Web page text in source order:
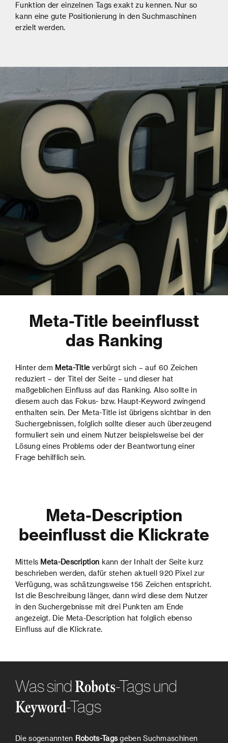
Funktion der einzelnen Tags exakt zu kennen. Nur so
kann eine gute Positionierung in den Suchmaschinen
erzielt werden.
Meta-Title beeinflusst
das Ranking
Hinter dem Meta-Titleverbürgt sich – auf 60 Zeichen
reduziert – der Titel der Seite – und dieser hat
maßgeblichen Einfluss auf das Ranking. Also sollte in
diesem auch das Fokus- bzw. Haupt-Keyword zwingend
enthalten sein. Der Meta-Title ist übrigens sichtbar in den
Suchergebnissen, folglich sollte dieser auch überzeugend
formuliert sein und einem Nutzer beispielsweise bei der
Lösung eines Problems oder der Beantwortung einer
Frage behilflich sein.
Meta-Description
beeinflusst die Klickrate
Mittels Meta-Description kann der Inhalt der Seite kurz
beschrieben werden, dafür stehen aktuell 920 Pixel zur
Verfügung, was schätzungsweise 156 Zeichen entspricht.
Ist die Beschreibung länger, dann wird diese dem Nutzer
in den Suchergebnisse mit drei Punkten am Ende
angezeigt. Die Meta-Description hat folglich ebenso
Einfluss auf die Klickrate.
Was sindRobots-Tags und
Keyword-Tags
Die sogenannten Robots-Tagsgeben Suchmaschinen